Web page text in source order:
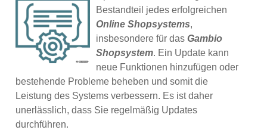
Bestandteil jedes erfolgreichen
Online Shopsystems,
insbesondere für das Gambio
Shopsystem. Ein Update kann
neue Funktionen hinzufügen oder
bestehende Probleme beheben und somit die
Leistung des Systems verbessern. Es ist daher
unerlässlich, dass Sie regelmäßig Updates
durchführen.